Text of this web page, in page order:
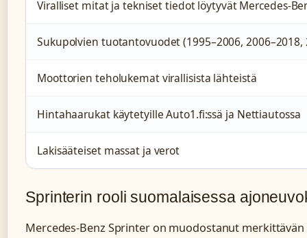
Viralliset mitat ja tekniset tiedot löytyvät Mercedes-
Sukupolvien tuotantovuodet (1995–2006, 2006–2018,
Moottorien teholukemat virallisista lähteistä
Hintahaarukat käytetyille Auto1.fi:ssä ja Nettiautossa
Lakisääteiset massat ja verot
Sprinterin rooli suomalaisessa
Mercedes-Benz Sprinter on muodostanut merkittävän